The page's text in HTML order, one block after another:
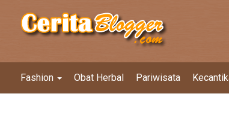
Fashion Obat Herbal Pariwisata